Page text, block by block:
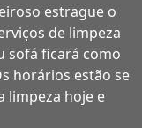
estrague o
de limpeza
sofá ficará como
horários estão se
limpeza hoje e